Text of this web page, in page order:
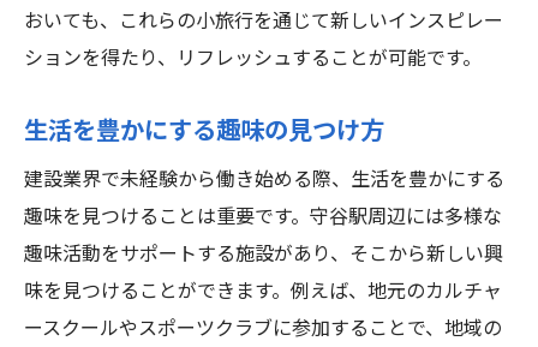
おいても、これらの小旅行を通じて新しいインスピレー
ションを得たり、リフレッシュすることが可能です。
生活を豊かにする趣味の見つけ方
建設業界で未経験から働き始める際、生活を豊かにする
趣味を見つけることは重要です。守谷駅周辺には多様な
趣味活動をサポートする施設があり、そこから新しい興
味を見つけることができます。例えば、地元のカルチャ
ースクールやスポーツクラブに参加することで、地域の